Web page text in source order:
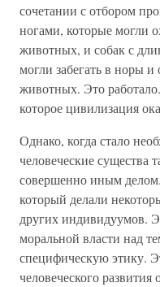
сочетании с отбором
ногами, которые могли
животных, и собак с
могли забегать в норы
животных. Это
которое цивилизация
Однако, когда стало
человеческие существа
совершенно иным
который делали
других индивидуумов.
моральной власти над
специфическую этику.
человеческого развития